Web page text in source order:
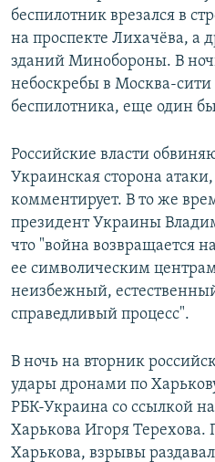
беспилотник врезался в
на проспекте Лихачёва, а
зданий Минобороны. В
небоскребы в Москва-сити
беспилотника, еще один
Российские власти
Украинская сторона
комментирует. В то же
президент Украины
что "война возвращается
ее символическим
неизбежный,
справедливый процесс".
В ночь на вторник
удары дронами по
РБК-Украина со ссылкой
Харькова Игоря Терехова.
Харькова, взрывы